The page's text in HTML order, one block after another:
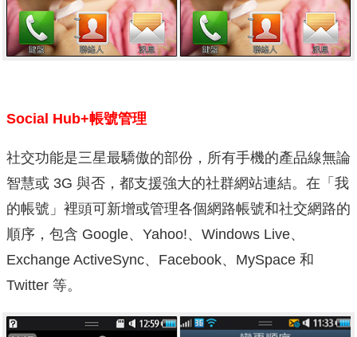
Social Hub+帳號管理
社交功能是三星最驕傲的部份，所有手機的產品線無論
智慧或 3G 與否，都支援強大的社群網站連結。在「我
的帳號」裡頭可新增或管理各個網路帳號和社交網路的
順序，包含 Google、Yahoo!、Windows Live、
Exchange ActiveSync、Facebook、MySpace 和
Twitter 等。